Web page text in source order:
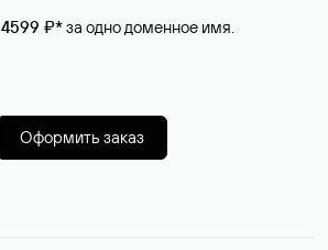
4599 ₽*за одно доменное имя.
Оформить заказ